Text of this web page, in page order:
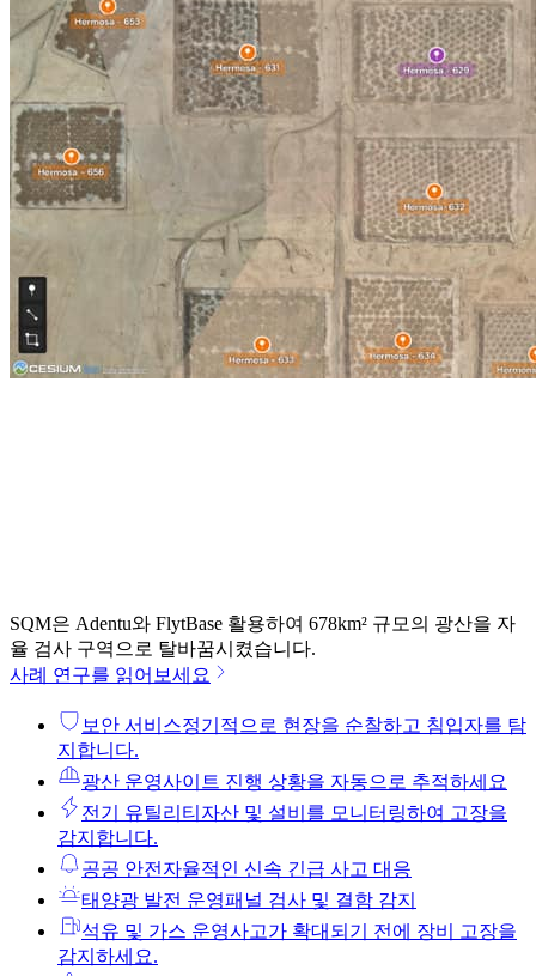
SQM은 Adentu와 FlytBase 활용하여 678km² 규모의 광산을 자
율 검사 구역으로 탈바꿈시켰습니다.
사례 연구를 읽어보세요
보안 서비스정기적으로 현장을 순찰하고 침입자를 탐
지합니다.
광산 운영사이트 진행 상황을 자동으로 추적하세요
전기 유틸리티 자산 및 설비를 모니터링하여 고장을
감지합니다.
공공 안전 자율적인 신속 긴급 사고 대응
태양광 발전 운영패널 검사 및 결함 감지
석유 및 가스 운영사고가 확대되기 전에 장비 고장을
감지하세요.